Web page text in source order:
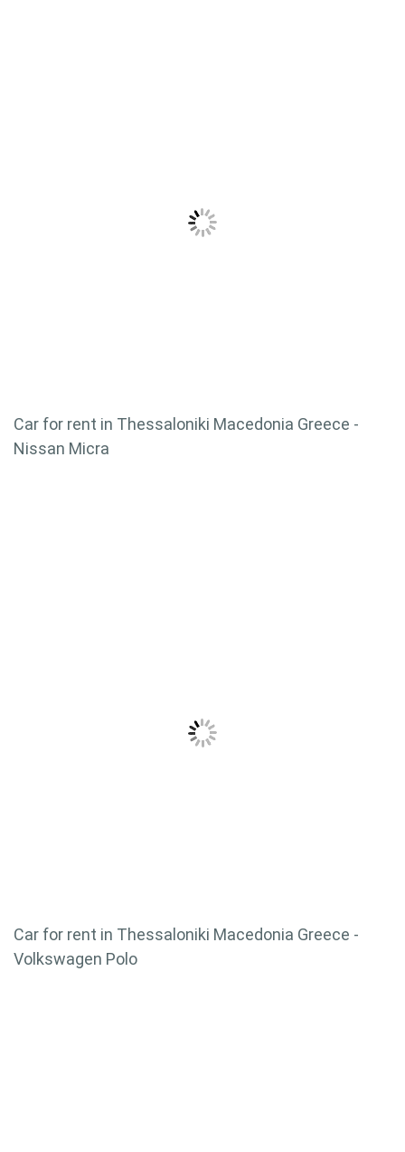
Car for rent in Thessaloniki Macedonia Greece -
Nissan Micra
Car for rent in Thessaloniki Macedonia Greece -
Volkswagen Polo